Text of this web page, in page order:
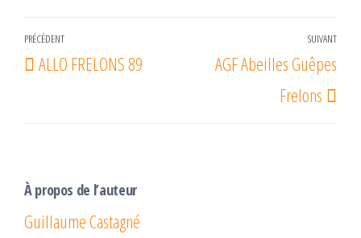
Navigation
de
Article
précédent
PRÉCÉDENT
ALLO FRELONS 89
SUIVANT
AGF Abeilles Guêpes
Frelons
À propos de l’auteur
Guillaume Castagné